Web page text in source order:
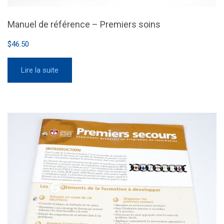
Manuel de référence – Premiers soins
$46.50
Lire la suite